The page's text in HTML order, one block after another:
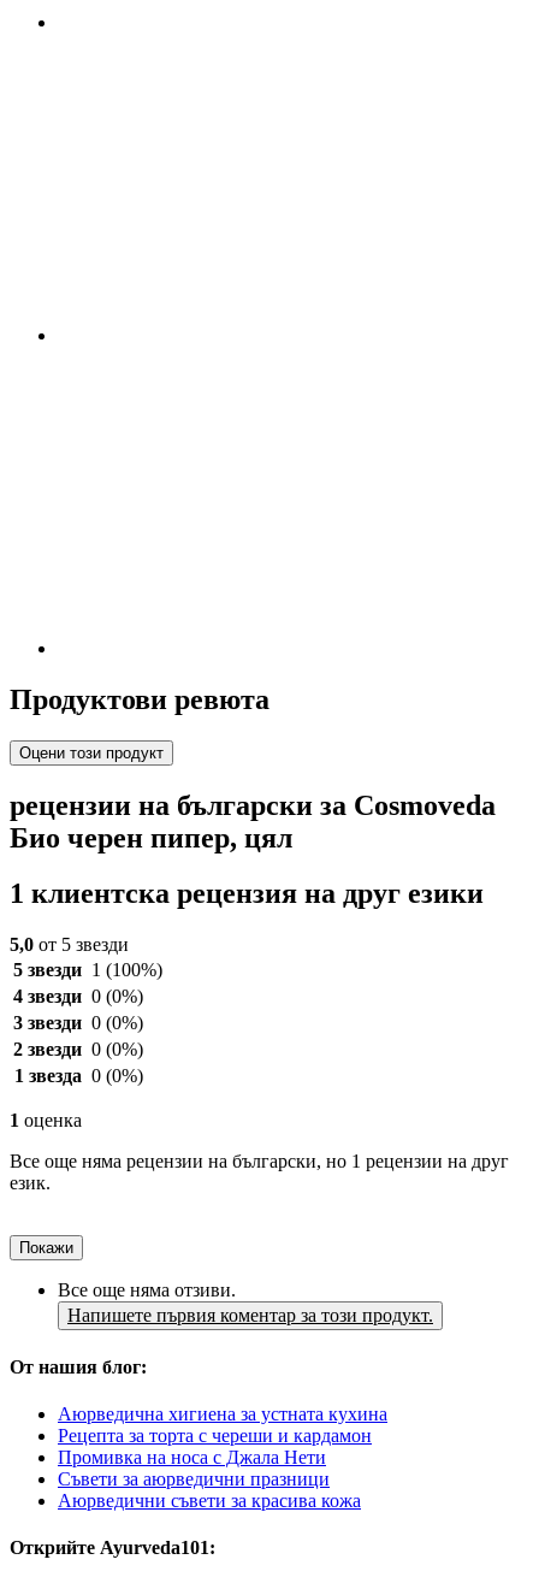
Продуктови ревюта
Оцени този продукт
рецензии на български за Cosmoveda
Био черен пипер, цял
1 клиентска рецензия на друг езики
5,0 от 5 звезди
5 звезди 1 (100%)
4 звезди 0 (0%)
3 звезди 0 (0%)
2 звезди 0 (0%)
1 звезда 0 (0%)
1 оценка
Все още няма рецензии на български, но 1 рецензии на друг
език.
Покажи
Все още няма отзиви.
Напишете първия коментар за този продукт.
От нашия блог:
Аюрведична хигиена за устната кухина
Рецепта за торта с череши и кардамон
Промивка на носа с Джала Нети
Съвети за аюрведични празници
Аюрведични съвети за красива кожа
Открийте Ayurveda101: